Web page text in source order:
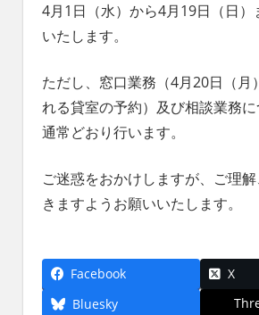
く
自
し
く
生
ら
れ
る
を、
世
4月1日（水）から4月19日（日）
いたします。
ただし、窓口業務（4月20日（月
れる貸室の予約）及び相談業務に
通常どおり行います。
ご迷惑をおかけしますが、ご理
きますようお願いいたします。
Facebook
X
Bluesky